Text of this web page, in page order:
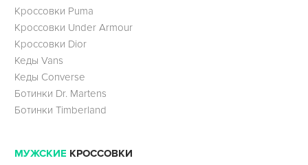
Кроссовки Puma
Кроссовки Under Armour
Кроссовки Dior
Кеды Vans
Кеды Converse
Ботинки Dr. Martens
Ботинки Timberland
МУЖСКИЕ КРОССОВКИ